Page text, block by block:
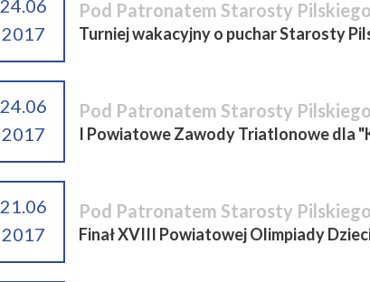
24.06
2017
Pod Patronatem Starosty Pilskiego
Turniej wakacyjny o puchar Starosty
24.06
2017
Pod Patronatem Starosty Pilskiego
I Powiatowe Zawody Triatlonowe dla
21.06
2017
Pod Patronatem Starosty Pilskiego
Finał XVIII Powiatowej Olimpiady